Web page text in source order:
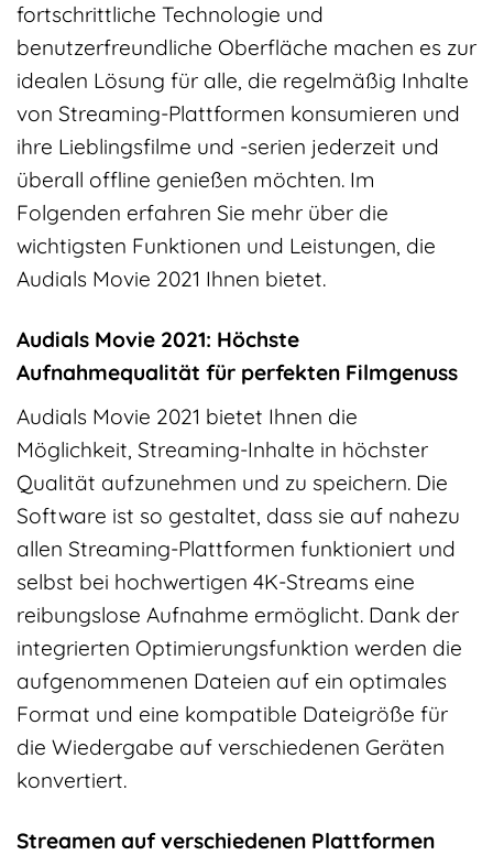
fortschrittliche Technologie und
benutzerfreundliche Oberfläche machen es zur
idealen Lösung für alle, die regelmäßig Inhalte
von Streaming-Plattformen konsumieren und
ihre Lieblingsfilme und -serien jederzeit und
überall offline genießen möchten. Im
Folgenden erfahren Sie mehr über die
wichtigsten Funktionen und Leistungen, die
Audials Movie 2021 Ihnen bietet.
Audials Movie 2021: Höchste
Aufnahmequalität für perfekten Filmgenuss
Audials Movie 2021 bietet Ihnen die
Möglichkeit, Streaming-Inhalte in höchster
Qualität aufzunehmen und zu speichern. Die
Software ist so gestaltet, dass sie auf nahezu
allen Streaming-Plattformen funktioniert und
selbst bei hochwertigen 4K-Streams eine
reibungslose Aufnahme ermöglicht. Dank der
integrierten Optimierungsfunktion werden die
aufgenommenen Dateien auf ein optimales
Format und eine kompatible Dateigröße für
die Wiedergabe auf verschiedenen Geräten
konvertiert.
Streamen auf verschiedenen Plattformen